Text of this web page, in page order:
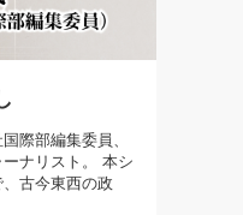
「ミミガク」のすすめ
際部編集委員、
ナリスト。 本シ
古今東西の政